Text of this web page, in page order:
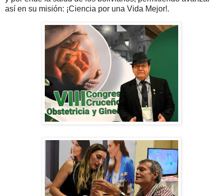
así en su misión: ¡Ciencia por una Vida Mejor!.